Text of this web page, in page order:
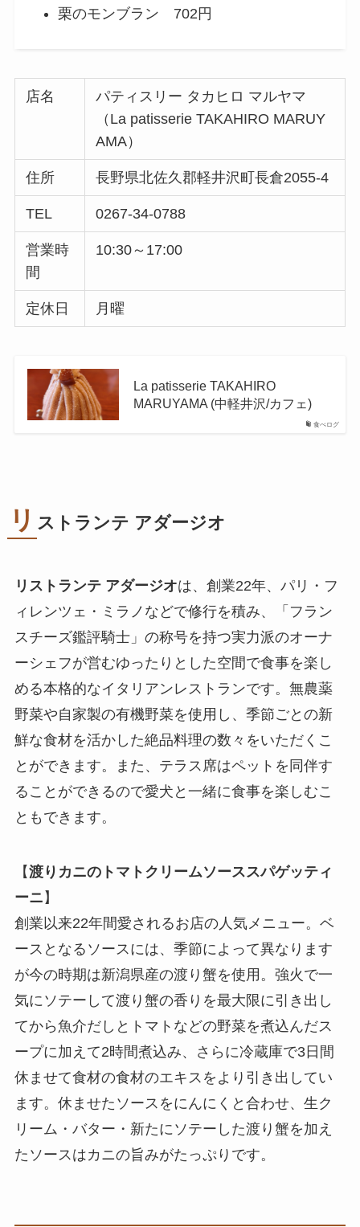
栗のモンブラン 702円
店名
パティスリー タカヒロ マルヤマ
（La patisserie TAKAHIRO MARUY
AMA）
住所 長野県北佐久郡軽井沢町長倉2055-4
TEL 0267-34-0788
営業時
間
10:30～17:00
定休日 月曜
食べログ
La patisserie TAKAHIRO
MARUYAMA (中軽井沢/カフェ)
リ ストランテ アダージオ
リストランテ アダージオは、創業22年、パリ・フ
ィレンツェ・ミラノなどで修行を積み、「フラン
スチーズ鑑評騎士」の称号を持つ実力派のオーナ
ーシェフが営むゆったりとした空間で食事を楽し
める本格的なイタリアンレストランです。無農薬
野菜や自家製の有機野菜を使用し、季節ごとの新
鮮な食材を活かした絶品料理の数々をいただくこ
とができます。また、テラス席はペットを同伴す
ることができるので愛犬と一緒に食事を楽しむこ
ともできます。
【渡りカニのトマトクリームソーススパゲッティ
ーニ 】
創業以来22年間愛されるお店の人気メニュー。ベ
ースとなるソースには、季節によって異なります
が今の時期は新潟県産の渡り蟹を使用。強火で一
気にソテーして渡り蟹の香りを最大限に引き出し
てから魚介だしとトマトなどの野菜を煮込んだス
ープに加えて2時間煮込み、さらに冷蔵庫で3日間
休ませて食材の食材のエキスをより引き出してい
ます。休ませたソースをにんにくと合わせ、生ク
リーム・バター・新たにソテーした渡り蟹を加え
たソースはカニの旨みがたっぷりです。